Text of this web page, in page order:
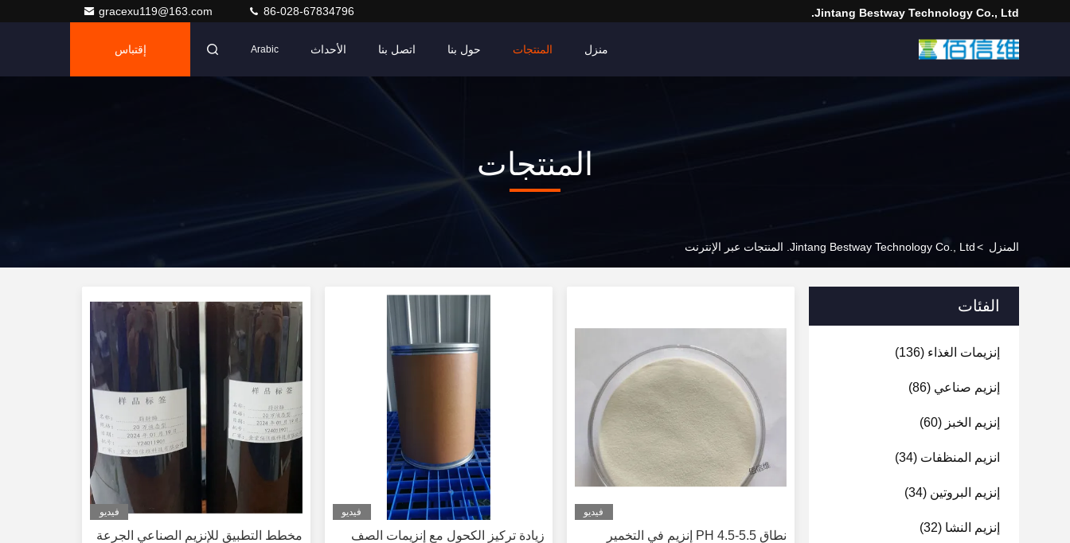
Jintang Bestway Technology Co., Ltd.
gracexu119@163.com 86-028-67834796
منزل المنتجات حول بنا اتصل بنا الأحداث Arabic إقتباس
المنتجات
المنزل >Jintang Bestway Technology Co., Ltd. المنتجات عبر الإنترنت
الفئات
إنزيمات الغذاء (136)
إنزيم صناعي (86)
إنزيم الخبز (60)
انزيم المنظفات (34)
إنزيم البروتين (34)
إنزيم النشا (32)
فيديو
نطاق PH 4.5-5.5 إنزيم في التخمير
فيديو
زيادة تركيز الكحول مع إنزيمات الصف
فيديو
مخطط التطبيق للإنزيم الصناعي الجرعة